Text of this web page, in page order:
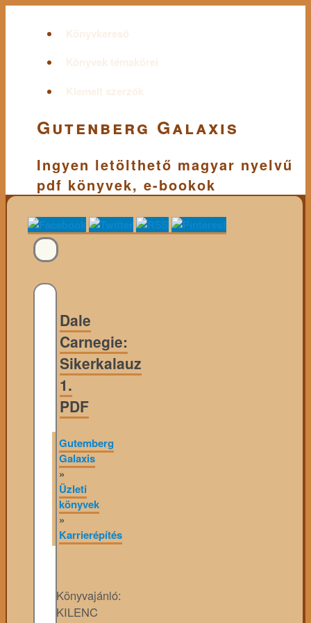
Könyvkereső
Könyvek témakörei
Kiemelt szerzők
Gutenberg Galaxis
Ingyen letölthető magyar nyelvű
pdf könyvek, e-bookok
Dale
Carnegie:
Sikerkalauz
1.
PDF
Gutemberg
Galaxis
»
Üzleti
könyvek
»
Karrierépítés
Könyvajánló:
KILENC